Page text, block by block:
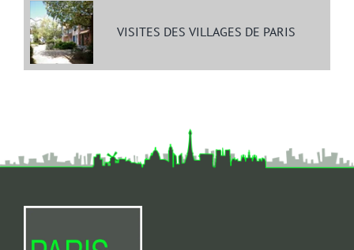
VISITES DES VILLAGES DE PARIS